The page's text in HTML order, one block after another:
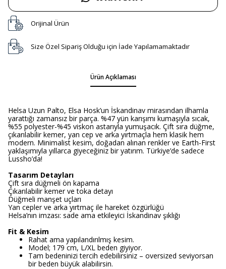
Orijinal Ürün
Size Özel Sipariş Olduğu için İade Yapılamamaktadır
Ürün Açıklaması
Helsa Uzun Palto, Elsa Hosk’un İskandinav mirasından ilhamla
yarattığı zamansız bir parça. %47 yün karışımı kumaşıyla sıcak,
%55 polyester-%45 viskon astarıyla yumuşacık. Çift sıra düğme,
çıkarılabilir kemer, yan cep ve arka yırtmaçla hem klasik hem
modern. Minimalist kesim, doğadan alınan renkler ve Earth-First
yaklaşımıyla yıllarca giyeceğiniz bir yatırım. Türkiye’de sadece
Lussho’da!
Tasarım Detayları
Çift sıra düğmeli ön kapama
Çıkarılabilir kemer ve toka detayı
Düğmeli manşet uçları
Yan cepler ve arka yırtmaç ile hareket özgürlüğü
Helsa’nın imzası: sade ama etkileyici İskandinav şıklığı
Fit & Kesim
Rahat ama yapılandırılmış kesim.
Model; 179 cm, L/XL beden giyiyor.
Tam bedeninizi tercih edebilirsiniz – oversized seviyorsan
bir beden büyük alabilirsin.